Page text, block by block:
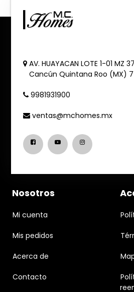
AV. HUAYACAN LOTE 1-01 MZ
Cancún Quintana Roo (MX)
9981931900
ventas@mchomes.mx
Nosotros
Mi cuenta
Mis pedidos
Acerca de
Contacto